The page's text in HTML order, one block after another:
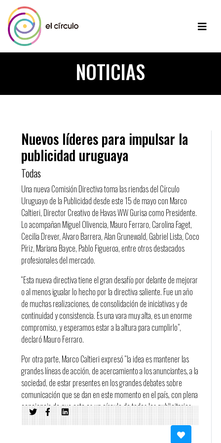
NOTICIAS
Nuevos líderes para impulsar la
publicidad uruguaya
Todas
Una nueva Comisión Directiva toma las riendas del Círculo
Uruguayo de la Publicidad desde este 15 de mayo con Marco
Caltieri, Director Creativo de Havas WW Gurisa como Presidente.
Lo acompañan Miguel Olivencia, Mauro Ferraro, Carolina Faget,
Cecilia Drever, Alvaro Barrera, Alan Grunewald, Gabriel Lista, Coco
Píriz, Mariana Bayce, Pablo Figueroa, entre otros destacados
profesionales del mercado.
“Esta nueva directiva tiene el gran desafío por delante de mejorar
o al menos igualar lo hecho por la directiva saliente. Fue un año
de muchas realizaciones, de consolidación de iniciativas y de
continuidad y consistencia. Es una vara muy alta, es un enorme
compromiso, y esperamos estar a la altura para cumplirlo”,
declaró Mauro Ferraro.
Por otra parte, Marco Caltieri expresó “la idea es mantener las
grandes líneas de acción, de acercamiento a los anunciantes, a la
sociedad, de estar presentes en los grandes debates sobre
comunicación que se dan en este momento en el país, con plena
conciencia de que este es un círculo de todos los publicitarios
uruguayos, de todos aquellos que de una u otra manera se